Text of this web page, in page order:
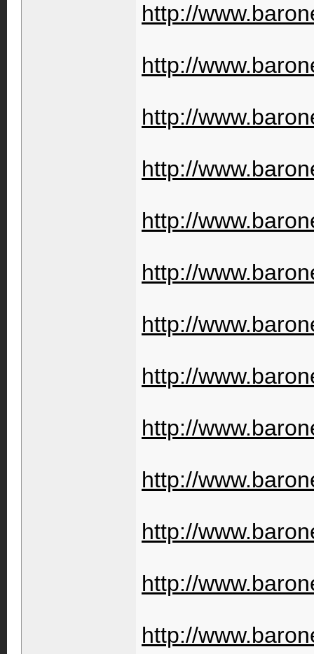
http://
http://
http://
http://
http://
http://
http://
http://
http://
http://
http://
http://
http://